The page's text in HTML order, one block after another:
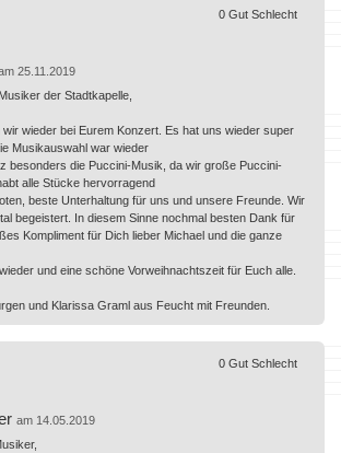
25.11.2019
der Stadtkapelle,
wir wieder bei Eurem Konzert. Es hat uns wieder super
Musikauswahl war wieder
besonders die Puccini-Musik, da wir große Puccini-
alle Stücke hervorragend
beste Unterhaltung für uns und unsere Freunde. Wir
begeistert. In diesem Sinne nochmal besten Dank für
Kompliment für Dich lieber Michael und die ganze
und eine schöne Vorweihnachtszeit für Euch alle.
und Klarissa Graml aus Feucht mit Freunden.
0 Gut Schlecht
am 14.05.2019
0 Gut Schlecht